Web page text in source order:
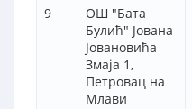
9
ОШ "Бата
Булић" Јована
Јовановића
Змаја 1,
Петровац на
Млави